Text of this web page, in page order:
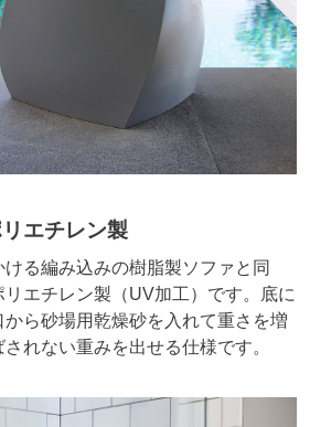
エチレン製
る編み込みの樹脂製ソファと同
エチレン製（UV加工）です。底に
ら砂場用乾燥砂を入れて重さを増
れない重みを出せる仕様です。